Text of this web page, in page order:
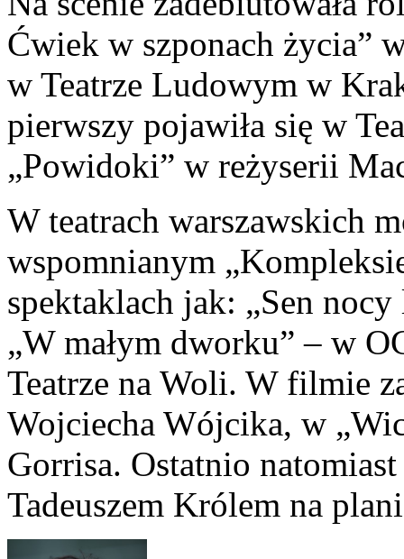
Ćwiek w szponach życia”
w Teatrze Ludowym w
pierwszy pojawiła się w
„Powidoki” w reżyserii
W teatrach warszawskich
wspomnianym
spektaklach jak: „Sen
„W małym dworku” – w
Teatrze na Woli. W filmie
Wojciecha Wójcika, w
Gorrisa. Ostatnio
Tadeuszem Królem na